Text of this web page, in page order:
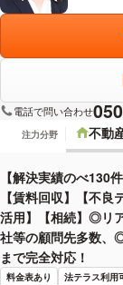
電話で問い合わせ
注力分野 不動
【解決実績のべ130
【賃料回収】【不
活用】【相続】◎リ
社等の顧問先多数、
まで完全対応！
料金表あり 法テラス利用